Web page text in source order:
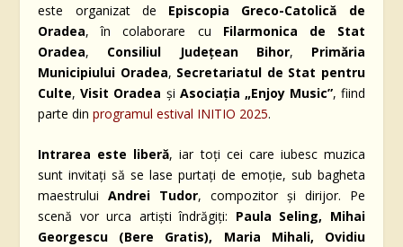
este organizat de Episcopia Greco-Catolică de
Oradea, în colaborare cu Filarmonica de Stat
Oradea, Consiliul Județean Bihor, Primăria
Municipiului Oradea, Secretariatul de Stat pentru
Culte,Visit Oradea și Asociația „Enjoy Music”, fiind
parte dinprogramul estival INITIO 2025.
Intrarea este liberă, iar toți cei care iubesc muzica
sunt invitați să se lase purtați de emoție, sub bagheta
maestruluiAndrei Tudor, compozitor și dirijor. Pe
scenă vor urca artiști îndrăgiți: Paula Seling, Mihai
Georgescu (Bere Gratis), Maria Mihali, Ovidiu